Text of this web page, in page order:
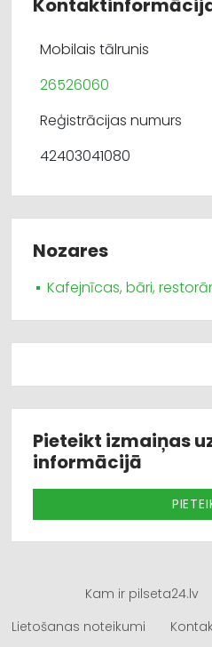
Mobilais tālrunis
26526060
Reģistrācijas numurs
42403041080
Nozares
Kafejnīcas, bāri,
Pieteikt izmaiņas
informācijā
Kam ir pilseta24.lv
Lietošanas noteikumi